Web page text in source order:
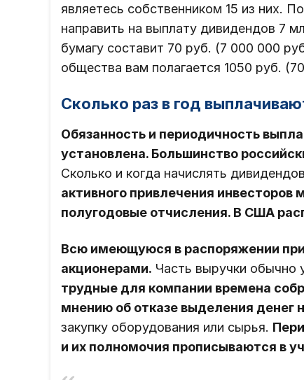
являетесь собственником 15 из них.
направить на выплату дивидендов 7
бумагу составит 70 руб. (7 000 000
общества вам полагается 1050 руб.
Сколько раз в год
Обязанность и периодичность
установлена. Большинство
Сколько и когда начислять
активного привлечения
полугодовые отчисления. В США
Всю имеющуюся в распоряжении
акционерами. Часть выручки обычно
трудные для компании времена
мнению об отказе выделения денег
закупку оборудования или сырья.
и их полномочия прописываются в